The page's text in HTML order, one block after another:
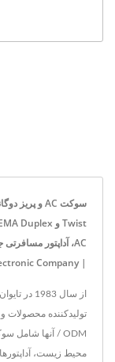
| AHOKU Electronic Company